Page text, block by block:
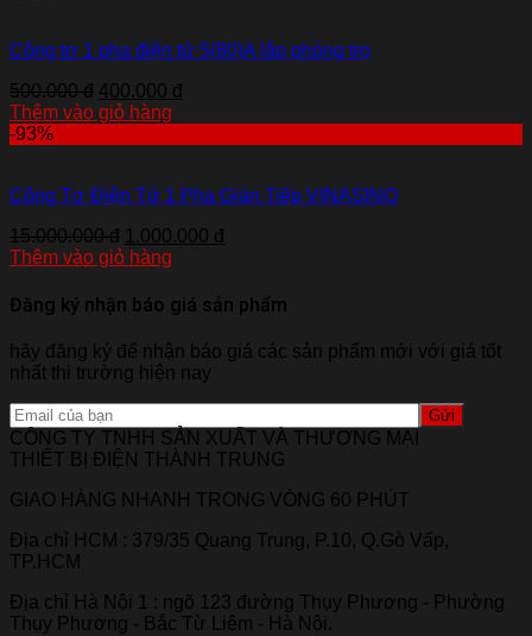
Công tơ 1 pha điện tử 5(80)A lắp phòng trọ
500.000 đ 400.000 đ
Thêm vào giỏ hàng
-93%
Công Tơ Điện Tử 1 Pha Gián Tiếp VINASINO
15.000.000 đ 1.000.000 đ
Thêm vào giỏ hàng
Đăng ký nhận báo giá sản phẩm
hãy đăng ký để nhận báo giá các sản phẩm mới với giá tốt
nhất thi trường hiện nay
CÔNG TY TNHH SẢN XUẤT VÀ THƯƠNG MẠI
THIẾT BỊ ĐIỆN THÀNH TRUNG
GIAO HÀNG NHANH TRONG VÒNG 60 PHÚT
Địa chỉ HCM : 379/35 Quang Trung, P.10, Q.Gò Vấp,
TP.HCM
Địa chỉ Hà Nội 1 : ngõ 123 đường Thụy Phương - Phường
Thụy Phương - Bắc Từ Liêm - Hà Nội.